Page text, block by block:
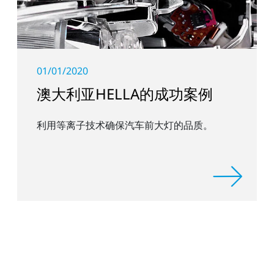
01/01/2020
澳大利亚HELLA的成功案例
利用等离子技术确保汽车前大灯的品质。